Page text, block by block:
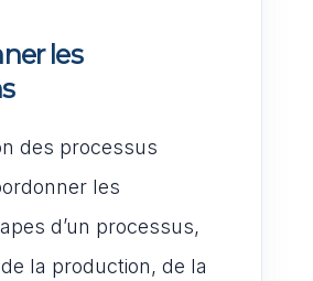
les
des processus
les
d’un processus,
de la production, de la